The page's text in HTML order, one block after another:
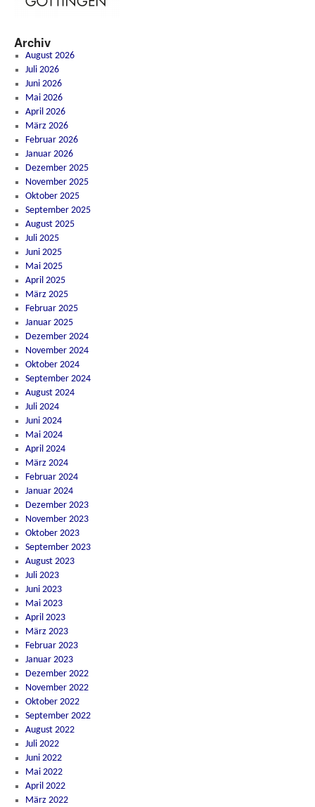
Archiv
August 2026
Juli 2026
Juni 2026
Mai 2026
April 2026
März 2026
Februar 2026
Januar 2026
Dezember 2025
November 2025
Oktober 2025
September 2025
August 2025
Juli 2025
Juni 2025
Mai 2025
April 2025
März 2025
Februar 2025
Januar 2025
Dezember 2024
November 2024
Oktober 2024
September 2024
August 2024
Juli 2024
Juni 2024
Mai 2024
April 2024
März 2024
Februar 2024
Januar 2024
Dezember 2023
November 2023
Oktober 2023
September 2023
August 2023
Juli 2023
Juni 2023
Mai 2023
April 2023
März 2023
Februar 2023
Januar 2023
Dezember 2022
November 2022
Oktober 2022
September 2022
August 2022
Juli 2022
Juni 2022
Mai 2022
April 2022
März 2022